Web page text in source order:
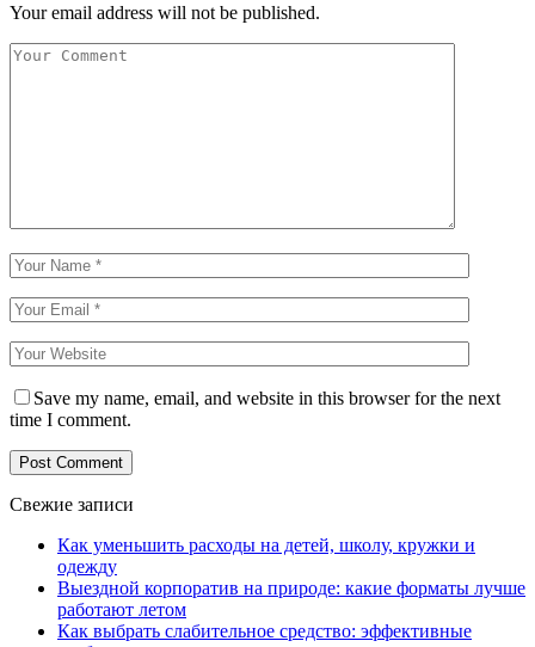
Your email address will not be published.
Save my name, email, and website in this browser for the next
time I comment.
Свежие записи
Как уменьшить расходы на детей, школу, кружки и
одежду
Выездной корпоратив на природе: какие форматы лучше
работают летом
Как выбрать слабительное средство: эффективные